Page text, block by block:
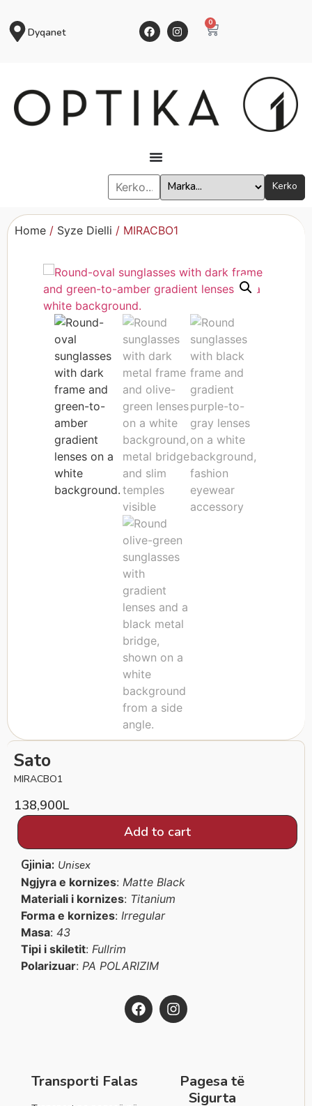
Dyqanet
0
Kerko
Home / Syze Dielli / MIRACBO1
Sato
MIRACBO1
138,900L
Add to cart
Gjinia: Unisex
Ngjyra e kornizes: Matte Black
Materiali i kornizes: Titanium
Forma e kornizes: Irregular
Masa: 43
Tipi i skiletit: Fullrim
Polarizuar: PA POLARIZIM
Transporti Falas
Pagesa të
Sigurta